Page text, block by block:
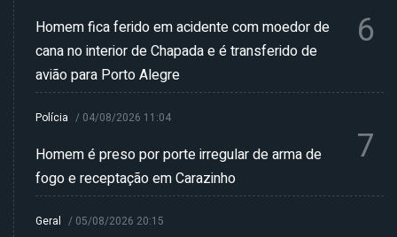
Homem fica ferido em acidente com moedor de
cana no interior de Chapada e é transferido de
avião para Porto Alegre
6
Polícia / 04/08/2026 11:04
Homem é preso por porte irregular de arma de
fogo e receptação em Carazinho
7
Geral / 05/08/2026 20:15